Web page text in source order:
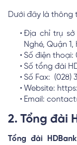
Dưới đây là thông
Địa chỉ trụ sở
Nghé, Quận 1,
Số điện thoại:
Số tổng đài
Số Fax: (028)
Website:
Email:
2. Tổng đài
Tổng đài HDBank